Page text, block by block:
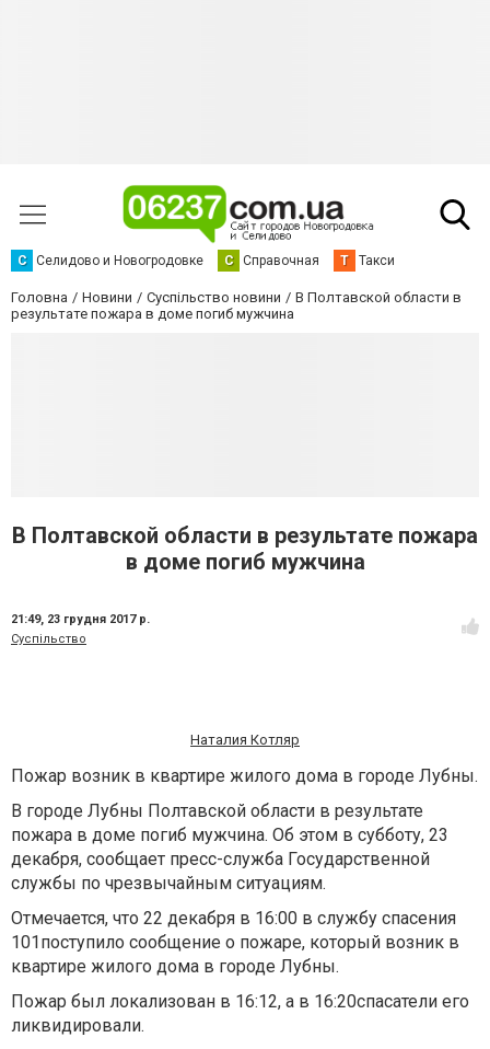
С Селидово и Новогродовке С Справочная Т Такси
Головна Новини Суспільство новини
В Полтавской области в
результате пожара в доме погиб мужчина
В Полтавской области в результате пожара
в доме погиб мужчина
21:49, 23 грудня 2017 р.
Суспільство
Наталия Котляр
Пожар возник в квартире жилого дома в городе Лубны.
В городе Лубны Полтавской области в результате
пожара в доме погиб мужчина. Об этом в субботу, 23
декабря, сообщает пресс-служба Государственной
службы по чрезвычайным ситуациям.
Отмечается, что 22 декабря в 16:00 в службу спасения
101поступило сообщение о пожаре, который возник в
квартире жилого дома в городе Лубны.
Пожар был локализован в 16:12, а в 16:20спасатели его
ликвидировали.